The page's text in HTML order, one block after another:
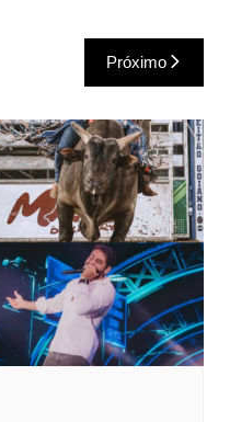
Próximo